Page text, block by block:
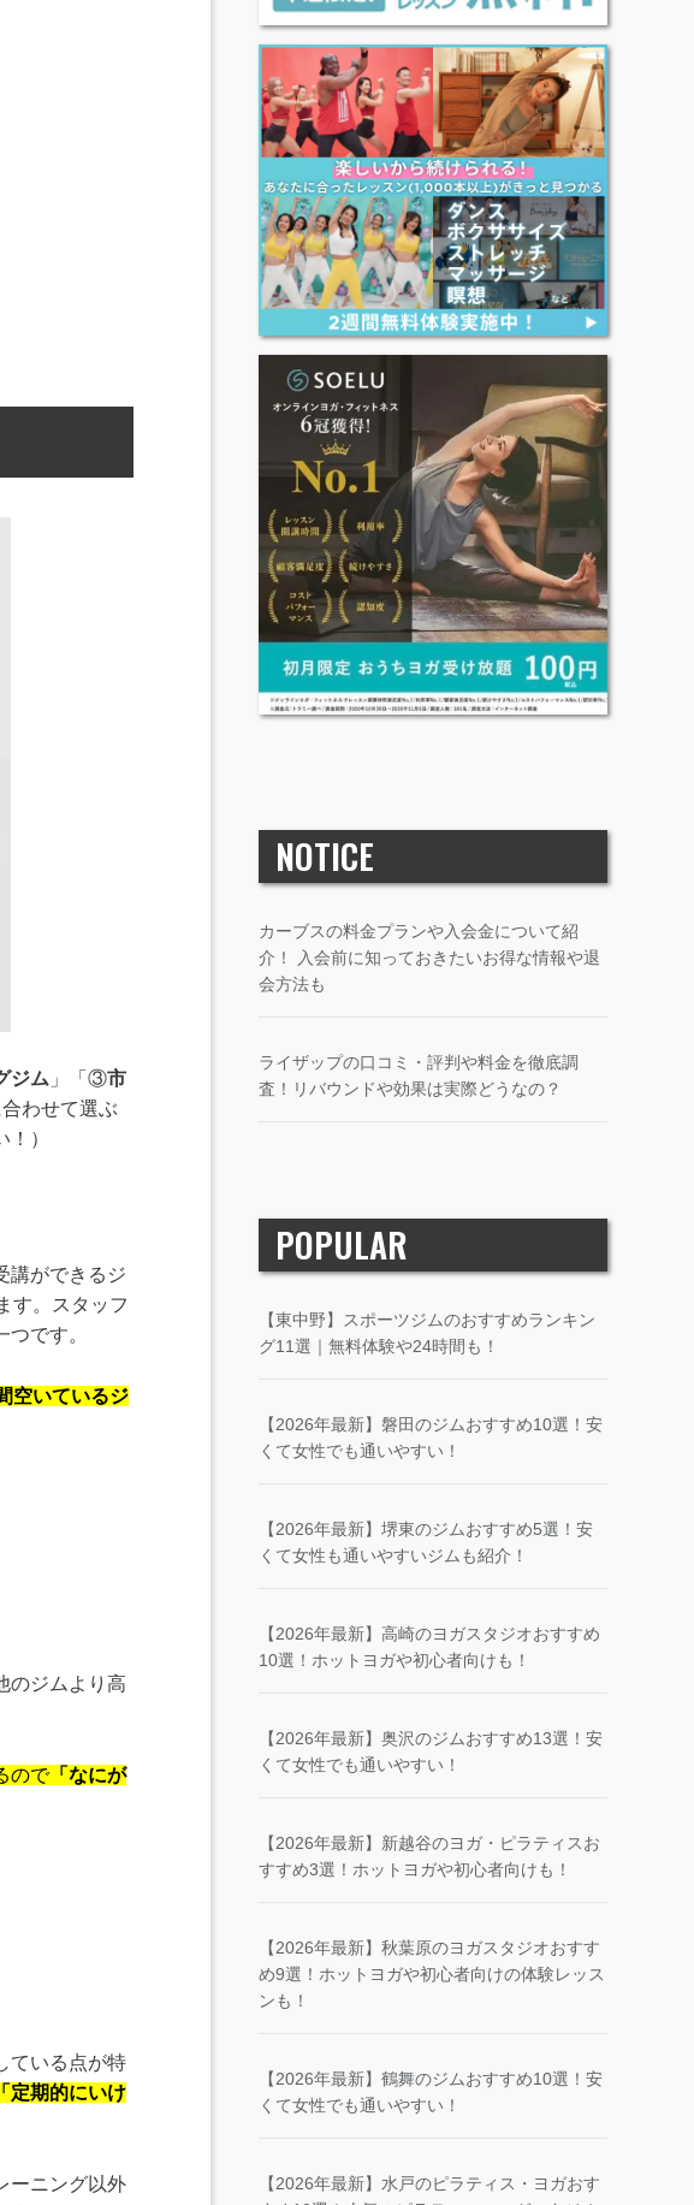
ジム 」「③市
わせて選ぶ
）
講ができるジ
す。スタッフ
です。
空いているジ
のジムより高
ので「なにが
ている点が特
定期的にいけ
ーニング以外
NOTICE
カーブスの料金プランや入会金について紹
介！ 入会前に知っておきたいお得な情報や退
会方法も
ライザップの口コミ・評判や料金を徹底調
査！リバウンドや効果は実際どうなの？
POPULAR
【東中野】スポーツジムのおすすめランキン
グ11選｜無料体験や24時間も！
【2026年最新】磐田のジムおすすめ10選！安
くて女性でも通いやすい！
【2026年最新】堺東のジムおすすめ5選！安
くて女性も通いやすいジムも紹介！
【2026年最新】高崎のヨガスタジオおすすめ
10選！ホットヨガや初心者向けも！
【2026年最新】奥沢のジムおすすめ13選！安
くて女性でも通いやすい！
【2026年最新】新越谷のヨガ・ピラティスお
すすめ3選！ホットヨガや初心者向けも！
【2026年最新】秋葉原のヨガスタジオおすす
め9選！ホットヨガや初心者向けの体験レッス
ンも！
【2026年最新】鶴舞のジムおすすめ10選！安
くて女性でも通いやすい！
【2026年最新】水戸のピラティス・ヨガおす